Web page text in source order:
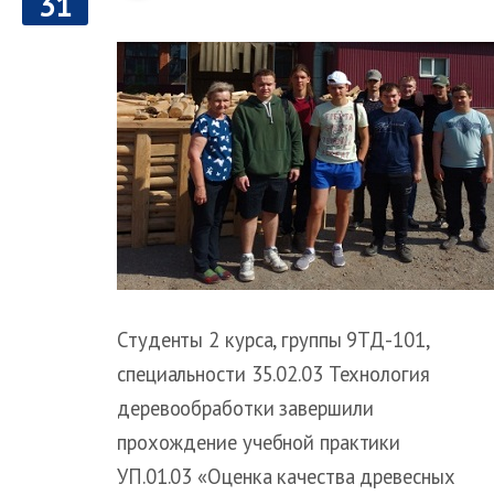
Студенты 2 курса, группы 9ТД-101,
специальности 35.02.03 Технология
деревообработки завершили
прохождение учебной практики
УП.01.03 «Оценка качества древесных